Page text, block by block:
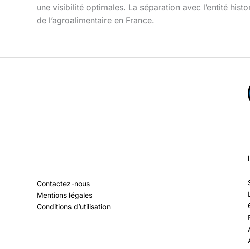
une visibilité optimales. La séparation avec l’entité
de l’agroalimentaire en France.
Contactez-nous
Mentions légales
Conditions d’utilisation